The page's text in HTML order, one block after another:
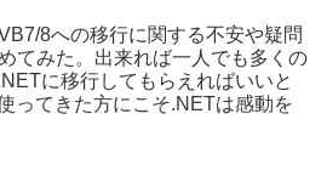
8への移行に関する不安や疑問
てみた。出来れば一人でも多くの
に移行してもらえればいいと
ってきた方にこそ.NETは感動を